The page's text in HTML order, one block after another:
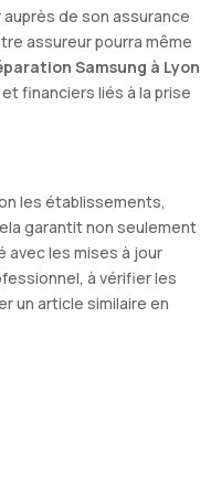
de son assurance
assureur pourra même
Samsung à Lyon
financiers liés à la prise
les établissements,
garantit non seulement
avec les mises à jour
à vérifier les
un article similaire en